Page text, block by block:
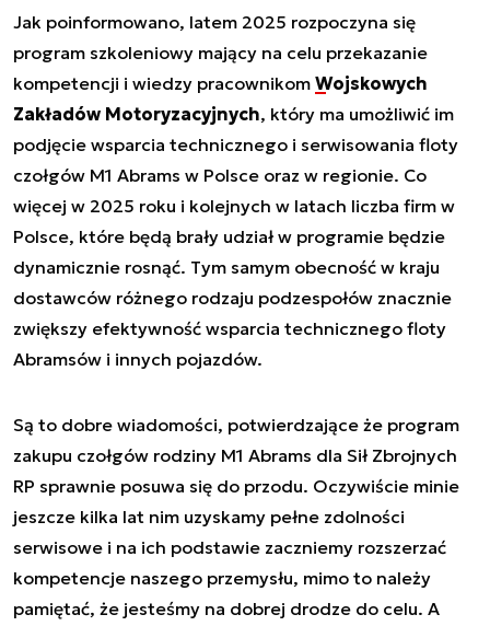
Jak poinformowano, latem 2025 rozpoczyna się
program szkoleniowy mający na celu przekazanie
kompetencji i wiedzy pracownikom Wojskowych
Zakładów Motoryzacyjnych, który ma umożliwić im
podjęcie wsparcia technicznego i serwisowania floty
czołgów M1 Abrams w Polsce oraz w regionie. Co
więcej w 2025 roku i kolejnych w latach liczba firm w
Polsce, które będą brały udział w programie będzie
dynamicznie rosnąć. Tym samym obecność w kraju
dostawców różnego rodzaju podzespołów znacznie
zwiększy efektywność wsparcia technicznego floty
Abramsów i innych pojazdów.
Są to dobre wiadomości, potwierdzające że program
zakupu czołgów rodziny M1 Abrams dla Sił Zbrojnych
RP sprawnie posuwa się do przodu. Oczywiście minie
jeszcze kilka lat nim uzyskamy pełne zdolności
serwisowe i na ich podstawie zaczniemy rozszerzać
kompetencje naszego przemysłu, mimo to należy
pamiętać, że jesteśmy na dobrej drodze do celu. A